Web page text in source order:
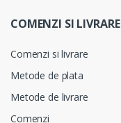
COMENZI SI LIVRARE
Comenzi si livrare
Metode de plata
Metode de livrare
Comenzi